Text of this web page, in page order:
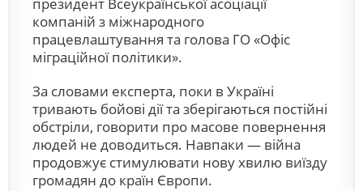
президент Всеукраїнської асоціації
компаній з міжнародного
працевлаштування та голова ГО «Офіс
міграційної політики».
За словами експерта, поки в Україні
тривають бойові дії та зберігаються постійні
обстріли, говорити про масове повернення
людей не доводиться. Навпаки — війна
продовжує стимулювати нову хвилю виїзду
громадян до країн Європи.